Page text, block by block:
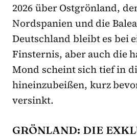
2026 über Ostgrönland,
Nordspanien und die
Deutschland bleibt es bei
Finsternis, aber auch die
Mond scheint sich tief in
hineinzubeißen, kurz
versinkt.
GRÖNLAND: DIE